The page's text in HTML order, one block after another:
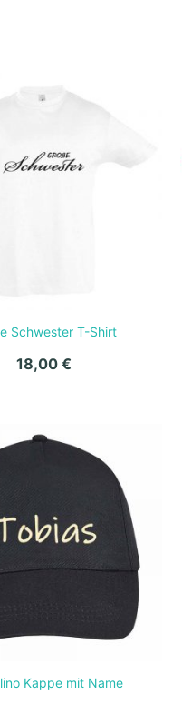
Schwester T-Shirt
18,00 €
Kappe mit Name